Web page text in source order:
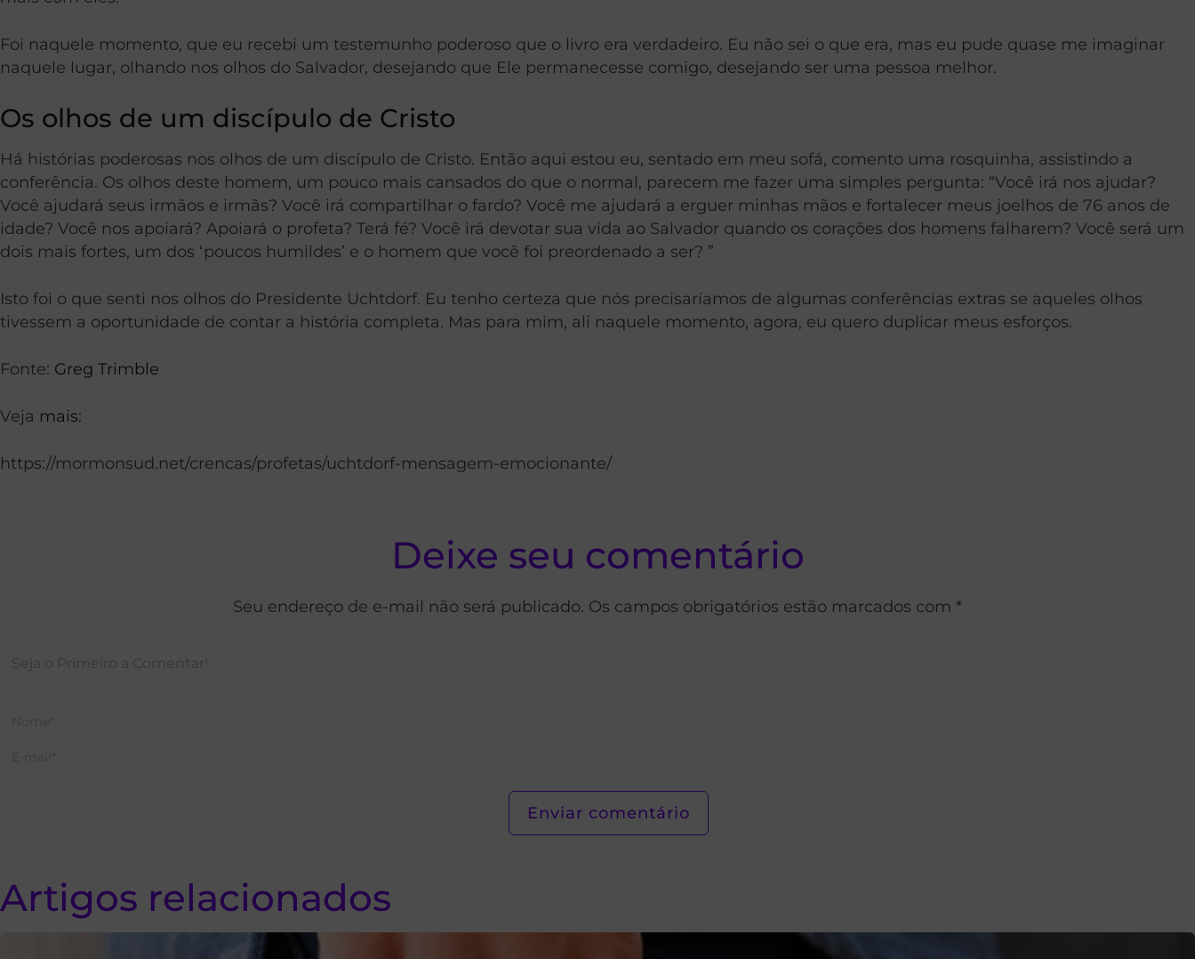
Foi naquele momento, que eu recebi um testemunho poderoso que o livro era verdadeiro. Eu não sei o que era, mas eu pude quase me imaginar
naquele lugar, olhando nos olhos do Salvador, desejando que Ele permanecesse comigo, desejando ser uma pessoa melhor.
Os olhos de um discípulo de Cristo
Há histórias poderosas nos olhos de um discípulo de Cristo. Então aqui estou eu, sentado em meu sofá, comento uma rosquinha, assistindo a
conferência. Os olhos deste homem, um pouco mais cansados do que o normal, parecem me fazer uma simples pergunta: “Você irá nos ajudar?
Você ajudará seus irmãos e irmãs? Você irá compartilhar o fardo? Você me ajudará a erguer minhas mãos e fortalecer meus joelhos de 76 anos de
idade? Você nos apoiará? Apoiará o profeta? Terá fé? Você irá devotar sua vida ao Salvador quando os corações dos homens falharem? Você será um
dois mais fortes, um dos ‘poucos humildes’ e o homem que você foi preordenado a ser? ”
Isto foi o que senti nos olhos do Presidente Uchtdorf. Eu tenho certeza que nós precisaríamos de algumas conferências extras se aqueles olhos
tivessem a oportunidade de contar a história completa. Mas para mim, ali naquele momento, agora, eu quero duplicar meus esforços.
Fonte: Greg Trimble
Veja mais:
https://mormonsud.net/crencas/profetas/uchtdorf-mensagem-emocionante/
Deixe seu comentário
Seu endereço de e-mail não será publicado. Os campos obrigatórios estão marcados com *
Artigos relacionados